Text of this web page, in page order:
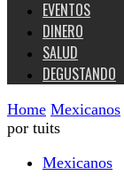
EVENTOS
DINERO
SALUD
DEGUSTANDO
Home Mexicanos
por tuits
Mexicanos